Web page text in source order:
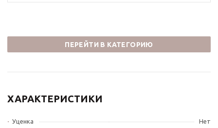
ПЕРЕЙТИ В КАТЕГОРИЮ
ХАРАКТЕРИСТИКИ
Уценка
Нет